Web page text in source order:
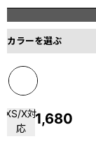
カラーを選ぶ
XS/X対
応
1,680